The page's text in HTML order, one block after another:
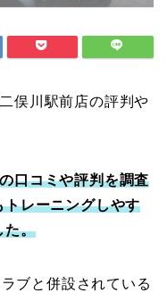
俣川駅前店の評判や
口コミや評判を調査
レーニングしやす
た。
ブと併設されている